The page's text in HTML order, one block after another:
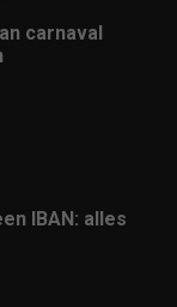
carnaval
IBAN: alles